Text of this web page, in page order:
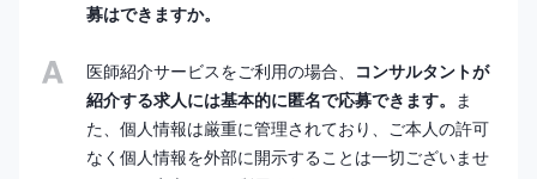
募はできますか。
医師紹介サービスをご利用の場合、
コンサルタントが
紹介する求人には基本的に匿名で応募できます。 ま
た、個人情報は厳重に管理されており、ご本人の許可
なく個人情報を外部に開示することは一切ございませ